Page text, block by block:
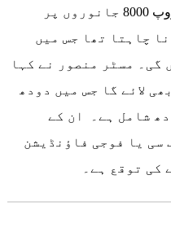
کی سرمایہ کاری کے ساتھ، رائل گروپ 8000 جانوروں پر
چاہتا تھا جس میں
گی۔ مسٹر منصور نے کہا
لائے گا جس میں دودھ
شامل ہے۔ ان کے
سی یا فوجی فاؤنڈیشن
کی توقع ہے۔